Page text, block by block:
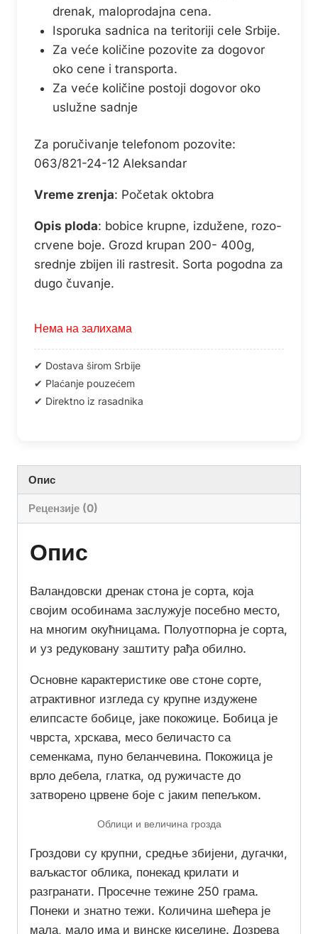
drenak, maloprodajna cena.
Isporuka sadnica na teritoriji cele Srbije.
Za veće količine pozovite za dogovor
oko cene i transporta.
Za veće količine postoji dogovor oko
uslužne sadnje
Za poručivanje telefonom pozovite:
063/821-24-12 Aleksandar
Vreme zrenja: Početak oktobra
Opis ploda: bobice krupne, izdužene, rozo-
crvene boje. Grozd krupan 200- 400g,
srednje zbijen ili rastresit. Sorta pogodna za
dugo čuvanje.
Нема на залихама
Опис
Рецензије (0)
Опис
Валандовски дренак стона је сорта, која
својим особинама заслужује посебно место,
на многим окућницама. Полуотпорна је сорта,
и уз редуковану заштиту рађа обилно.
Основне карактеристике ове стоне сорте,
атрактивног изгледа су крупне издужене
елипсасте бобице, јаке покожице. Бобица је
чврста, хрскава, месо беличасто са
семенкама, пуно беланчевина. Покожица је
врло дебела, глатка, од ружичасте до
затворено црвене боје с јаким пепељком.
Облици и величина грозда
Гроздови су крупни, средње збијени, дугачки,
ваљкастог облика, понекад крилати и
разгранати. Просечне тежине 250 грама.
Понеки и знатно тежи. Количина шећера је
мала, мало има и винске киселине. Дозрева